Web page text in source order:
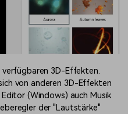
3D-Effekten.
von anderen 3D-Effekten
(Windows) auch Musik
der "Lautstärke"